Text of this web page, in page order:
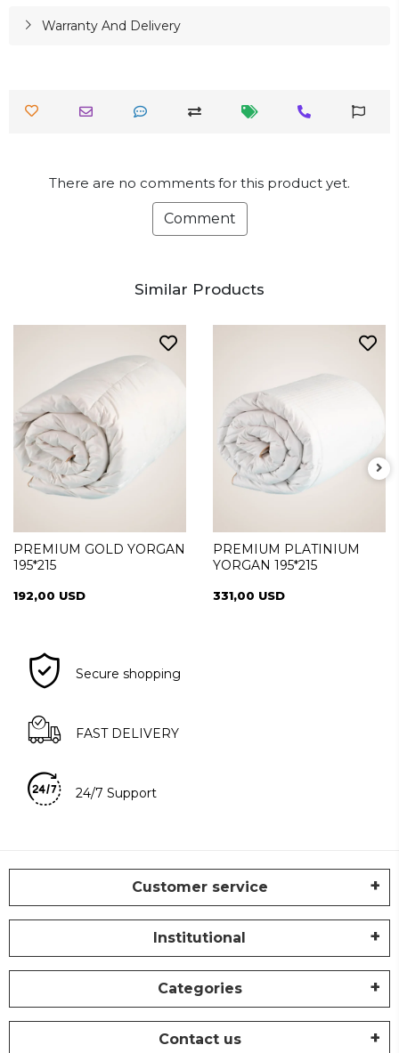
Warranty And Delivery
There are no comments for this product yet.
Comment
Similar Products
PREMIUM GOLD YORGAN
195*215
192,00 USD
PREMIUM PLATINIUM
YORGAN 195*215
331,00 USD
Secure shopping
FAST DELIVERY
24/7 Support
Customer service
Institutional
Categories
Contact us